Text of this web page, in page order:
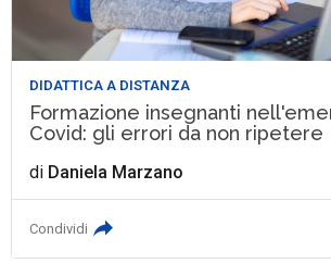
DIDATTICA A DISTANZA
Formazione insegnanti
Covid: gli errori da non ripetere
di Daniela Marzano
Condividi